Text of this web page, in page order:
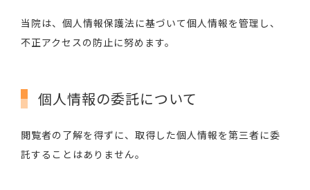
当院は、個人情報保護法に基づいて個人情報を管理し、
不正アクセスの防止に努めます。
個人情報の委託について
閲覧者の了解を得ずに、取得した個人情報を第三者に委
託することはありません。